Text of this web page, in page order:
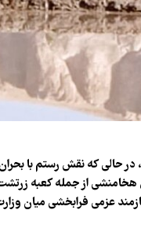
حالی که نقش رستم با
هخامنشی از جمله کعبه
عزمی فرابخشی میان